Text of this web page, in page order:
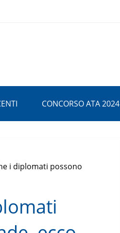
CONCORSO ATA 2024
i diplomati possono